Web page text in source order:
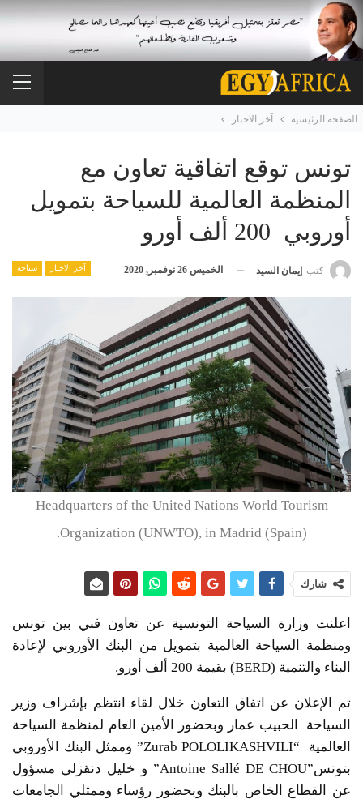
الصفحة الرئيسية آخر الاخبار
تونس توقع اتفاقية تعاون مع
المنظمة العالمية للسياحة بتمويل
أوروبي 200 ألف أورو
آخر الاخبار سياحة كتب إيمان السيد الخميس 26 نوفمبر, 2020
Headquarters of the United Nations World Tourism
Organization (UNWTO), in Madrid (Spain).
شارك
اعلنت وزارة السياحة التونسية عن تعاون فني بين تونس
ومنظمة السياحة العالمية بتمويل من البنك الأوروبي لإعادة
البناء والتنمية (BERD) بقيمة 200 ألف أورو.
تم الإعلان عن اتفاق التعاون خلال لقاء انتظم بإشراف وزير
السياحة الحبيب عمار وبحضور الأمين العام لمنظمة السياحة
العالمية “Zurab POLOLIKASHVILI” وممثل البنك الأوروبي
بتونس”Antoine Sallé DE CHOU” و خليل دنقزلي مسؤول
عن القطاع الخاص بالبنك وبحضور رؤساء وممثلي الجامعات